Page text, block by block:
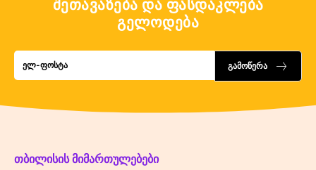
შეთავაზება და ფასდაკლება
გელოდება
გამოწერა
ᲗᲑᲘᲚᲘᲡᲘᲡ ᲛᲘᲛᲐᲠᲗᲣᲚᲔᲑᲔᲑᲘ